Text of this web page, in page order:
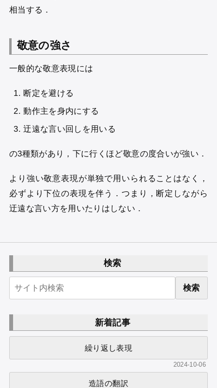
相当する．
敬意の強さ
一般的な敬意表現には
断定を避ける
動作主を身内にする
迂遠な言い回しを用いる
の3種類があり，下に行くほど敬意の度合いが強い．
より強い敬意表現が単独で用いられることはなく，
必ずより下位の表現を伴う．つまり，断定しながら
迂遠な言い方を用いたりはしない．
検索
検索
新着記事
繰り返し表現
2024-10-06
造語の翻訳